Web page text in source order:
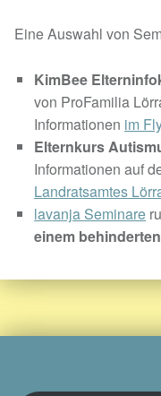
Eine Auswahl von
KimBee
von ProFamilia
Informationen im
Elternkurs
Informationen auf
Landratsamtes
lavanja Seminare
einem